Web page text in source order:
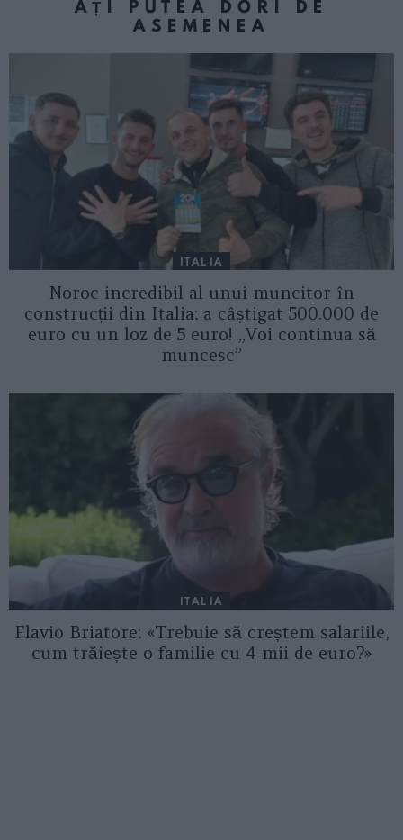
AȚI PUTEA DORI DE
ASEMENEA
ITALIA
Noroc incredibil al unui muncitor în
construcții din Italia: a câștigat 500.000 de
euro cu un loz de 5 euro! „Voi continua să
muncesc”
ITALIA
Flavio Briatore: «Trebuie să creștem salariile,
cum trăiește o familie cu 4 mii de euro?»